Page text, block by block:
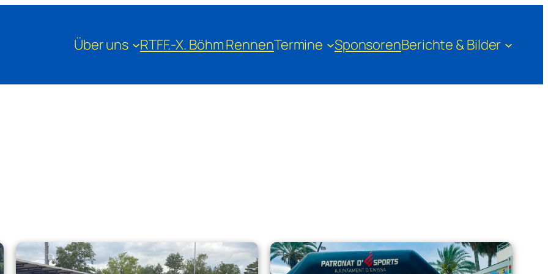
Über uns RTFF.-X. Böhm RennenTermine SponsorenBerichte & Bilder